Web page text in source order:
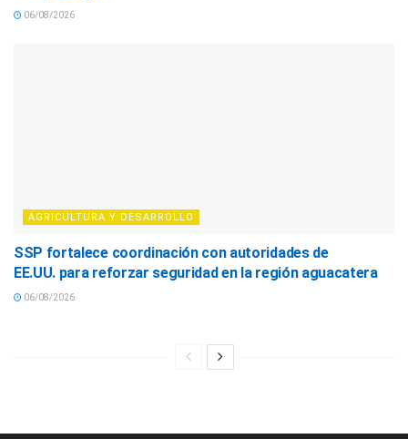
06/08/2026
AGRICULTURA Y DESARROLLO
SSP fortalece coordinación con autoridades de
EE.UU. para reforzar seguridad en la región aguacatera
06/08/2026